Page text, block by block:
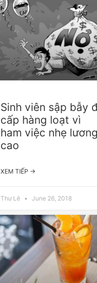
Sinh viên sập bẫy
cấp hàng loạt vì
ham việc nhẹ
cao
XEM TIẾP →
Thư Lê June 26, 2018